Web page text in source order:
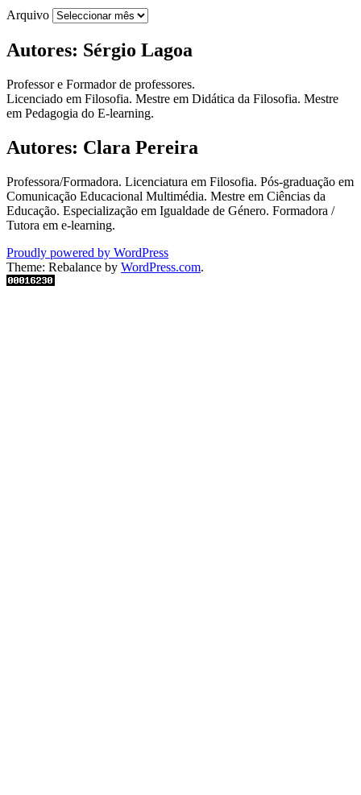
Arquivo
Autores: Sérgio Lagoa
Professor e Formador de professores.
Licenciado em Filosofia. Mestre em Didática da Filosofia. Mestre
em Pedagogia do E-learning.
Autores: Clara Pereira
Professora/Formadora. Licenciatura em Filosofia. Pós-graduação em
Comunicação Educacional Multimédia. Mestre em Ciências da
Educação. Especialização em Igualdade de Género. Formadora /
Tutora em e-learning.
Proudly powered by WordPress
Theme: Rebalance by WordPress.com.